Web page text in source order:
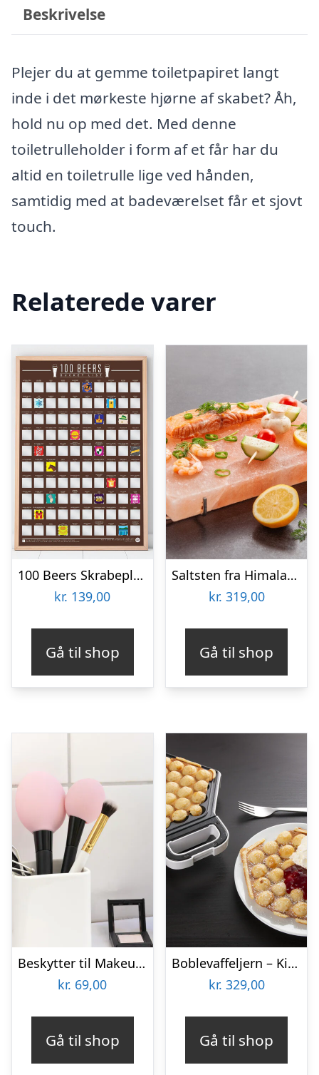
Beskrivelse
Plejer du at gemme toiletpapiret langt
inde i det mørkeste hjørne af skabet? Åh,
hold nu op med det. Med denne
toiletrulleholder i form af et får har du
altid en toiletrulle lige ved hånden,
samtidig med at badeværelset får et sjovt
touch.
Relaterede varer
100 Beers Skrabeplakat
kr. 139,00
Gå til shop
Saltsten fra Himalaya – KitchPro
kr. 319,00
Gå til shop
Beskytter til Makeupbørster 3-pak
kr. 69,00
Gå til shop
Boblevaffeljern – KitchPro
kr. 329,00
Gå til shop